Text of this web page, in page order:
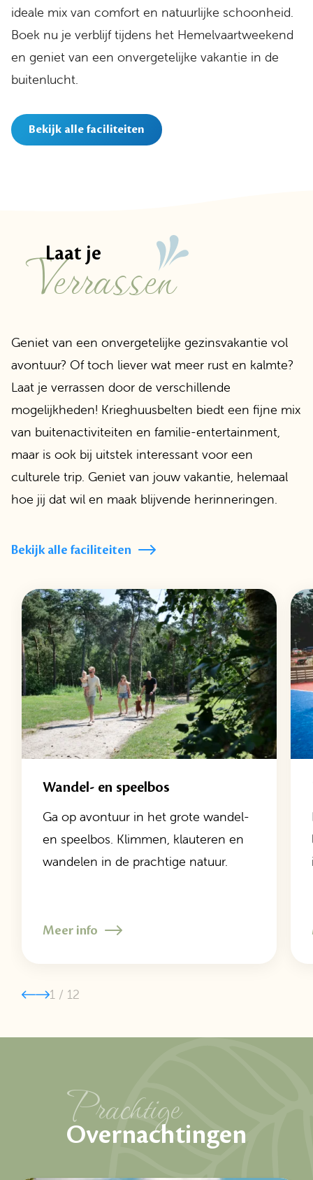
ideale mix van comfort en natuurlijke schoonheid.
Boek nu je verblijf tijdens het Hemelvaartweekend
en geniet van een onvergetelijke vakantie in de
buitenlucht.
Bekijk alle faciliteiten
Laat je
Verrassen
Geniet van een onvergetelijke gezinsvakantie vol
avontuur? Of toch liever wat meer rust en kalmte?
Laat je verrassen door de verschillende
mogelijkheden! Krieghuusbelten biedt een fijne mix
van buitenactiviteiten en familie-entertainment,
maar is ook bij uitstek interessant voor een
culturele trip. Geniet van jouw vakantie, helemaal
hoe jij dat wil en maak blijvende herinneringen.
Bekijk alle faciliteiten
Wandel- en speelbos
Ga op avontuur in het grote wandel-
en speelbos. Klimmen, klauteren en
wandelen in de prachtige natuur.
Meer info
1 / 12
Prachtige
Overnachtingen